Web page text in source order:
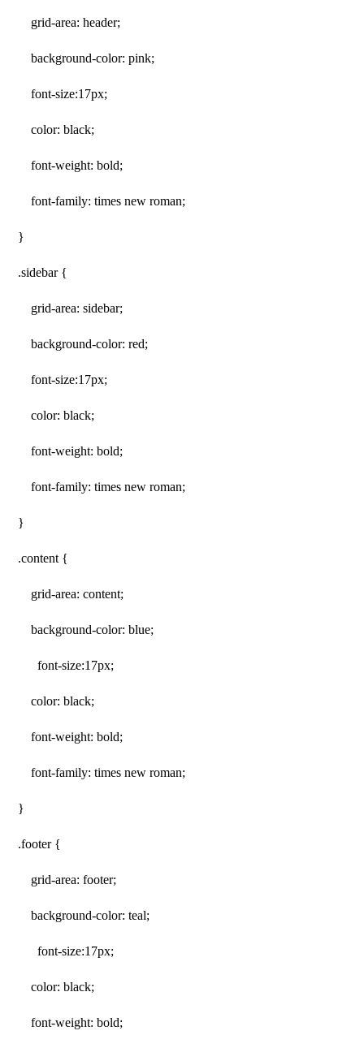
grid-area: header;
background-color: pink;
font-size:17px;
color: black;
font-weight: bold;
font-family: times new roman;
}
.sidebar {
grid-area: sidebar;
background-color: red;
font-size:17px;
color: black;
font-weight: bold;
font-family: times new roman;
}
.content {
grid-area: content;
background-color: blue;
font-size:17px;
color: black;
font-weight: bold;
font-family: times new roman;
}
.footer {
grid-area: footer;
background-color: teal;
font-size:17px;
color: black;
font-weight: bold;